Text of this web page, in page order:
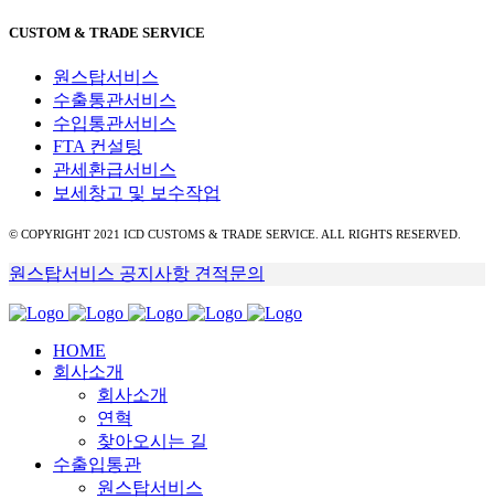
CUSTOM & TRADE SERVICE
원스탑서비스
수출통관서비스
수입통관서비스
FTA 컨설팅
관세환급서비스
보세창고 및 보수작업
© COPYRIGHT 2021 ICD CUSTOMS & TRADE SERVICE. ALL RIGHTS RESERVED.
원스탑서비스 공지사항 견적문의
HOME
회사소개
회사소개
연혁
찾아오시는 길
수출입통관
원스탑서비스